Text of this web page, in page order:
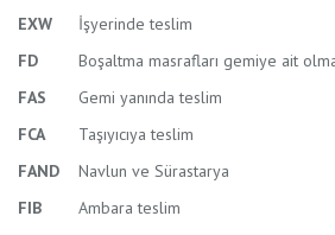
EXW
İşyerinde teslim
FD
Boşaltma masrafları gemiye ait
FAS
Gemi yanında teslim
FCA
Taşıyıcıya teslim
FAND
Navlun ve Sürastarya
FIB
Ambara teslim